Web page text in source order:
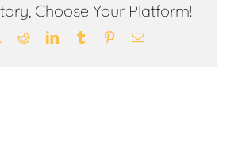
Choose Your Platform!
RedditLinkedInTumblr PinterestEmail